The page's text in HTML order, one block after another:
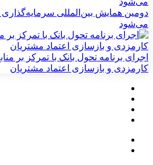
دومین همایش بین‌المللی سرمایه‌گذاری
می‌شود
اجرای برنامه تحول بانک با تمرکز بر
کارمزدی و بازسازی اعتماد مشتریان